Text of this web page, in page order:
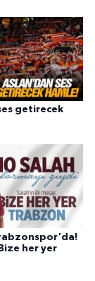
getirecek
her yer